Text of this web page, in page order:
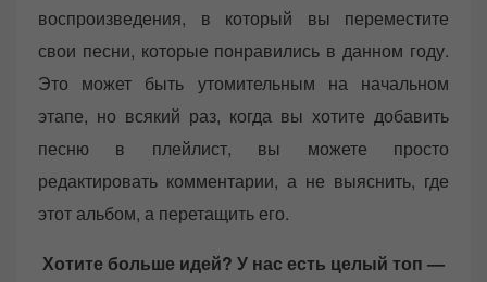
воспроизведения, в который вы переместите
свои песни, которые понравились в данном году.
Это может быть утомительным на начальном
этапе, но всякий раз, когда вы хотите добавить
песню в плейлист, вы можете просто
редактировать комментарии, а не выяснить, где
этот альбом, а перетащить его.
Хотите больше идей? У нас есть целый топ —